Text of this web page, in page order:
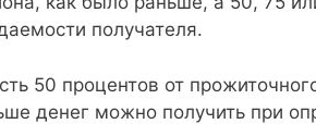
получателя.
50 процентов от
денег можно получить при